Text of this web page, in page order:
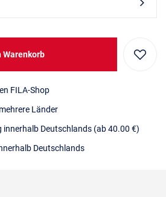
Warenkorb
FILA-Shop
Länder
innerhalb Deutschlands (ab 40.00 €)
Deutschlands